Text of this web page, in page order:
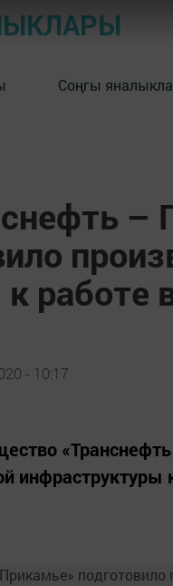
Соңгы
–
работе
- 10:17
инфраструктуры